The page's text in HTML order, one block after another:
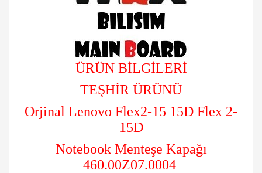
ÜRÜN BİLGİLERİ
TEŞHİR ÜRÜNÜ
Orjinal Lenovo Flex2-15 15D Flex 2-
15D
Notebook Menteşe Kapağı
460.00Z07.0004